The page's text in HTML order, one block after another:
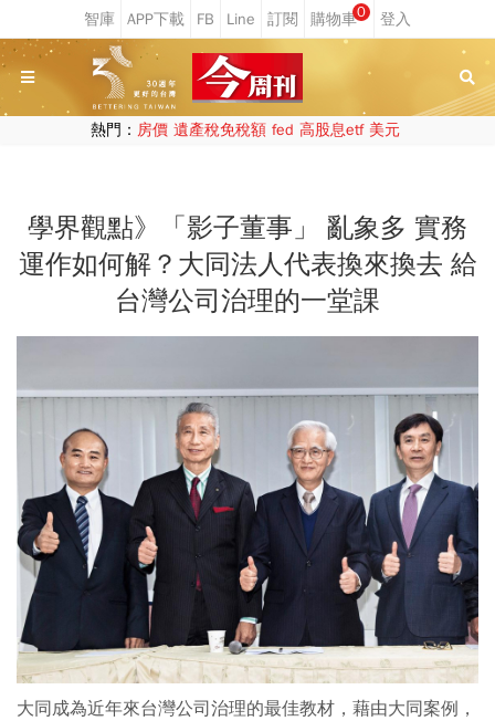
0
熱門： 房價 遺產稅免稅額 fed 高股息etf 美元
學界觀點》「影子董事」 亂象多 實務
運作如何解？大同法人代表換來換去 給
台灣公司治理的一堂課
大同成為近年來台灣公司治理的最佳教材，藉由大同案例，